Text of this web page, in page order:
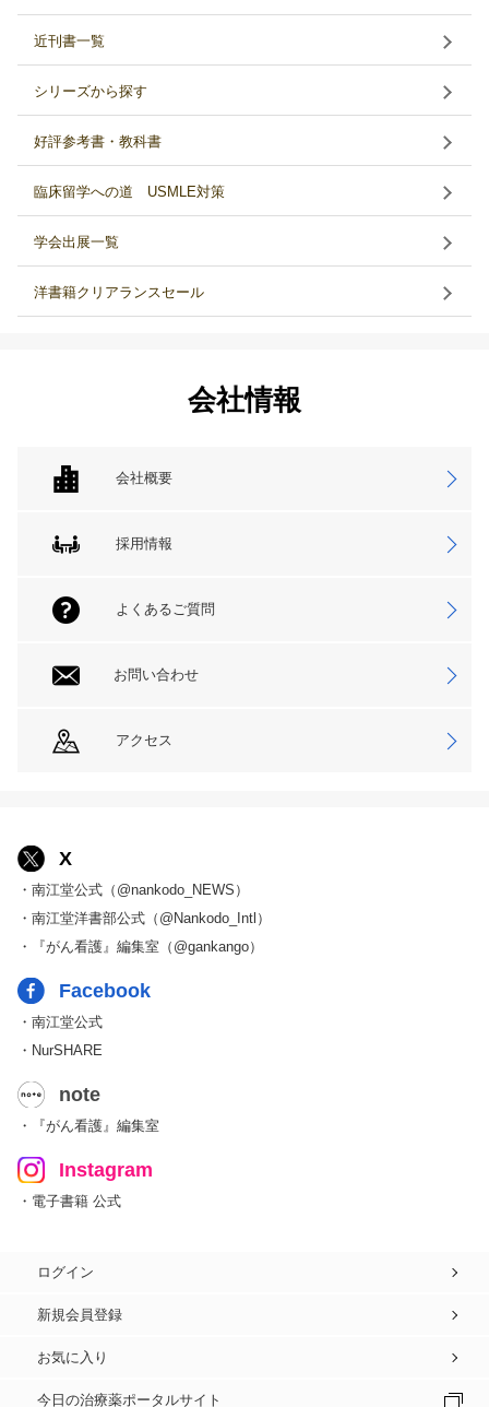
近刊書一覧
シリーズから探す
好評参考書・教科書
臨床留学への道 USMLE対策
学会出展一覧
洋書籍クリアランスセール
会社情報
会社概要
採用情報
よくあるご質問
お問い合わせ
アクセス
X
・南江堂公式（@nankodo_NEWS）
・南江堂洋書部公式（@Nankodo_Intl）
・『がん看護』編集室（@gankango）
Facebook
・南江堂公式
・NurSHARE
note
・『がん看護』編集室
Instagram
・電子書籍 公式
ログイン
新規会員登録
お気に入り
今日の治療薬ポータルサイト